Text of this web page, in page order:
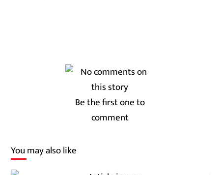
Be the first one to
comment
You may also like